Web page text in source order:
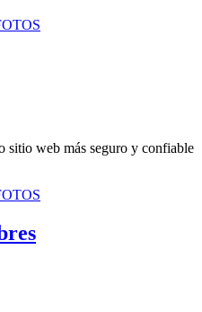
sitio web más seguro y confiable